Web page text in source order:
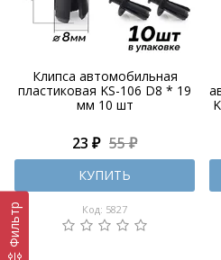
Клипса автомобильная
пластиковая KS-106 D8 * 19
мм 10 шт
23 ₽ 55 ₽
КУПИТЬ
Код: 5827
Фильтр